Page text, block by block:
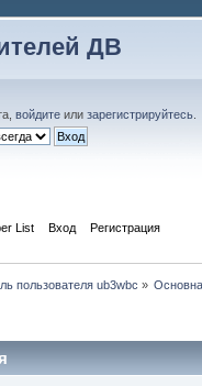
ДВ
войдите или зарегистрируйтесь
List Вход Регистрация
пользователя ub3wbc »